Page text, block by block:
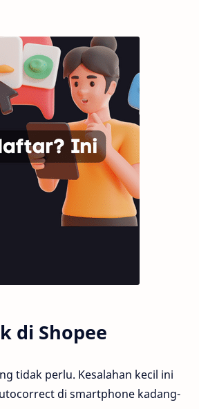
di Shopee
tidak perlu. Kesalahan kecil ini
di smartphone kadang-